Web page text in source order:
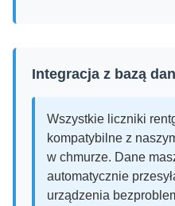
Integracja z bazą
Wszystkie liczniki
kompatybilne z
w chmurze. Dane
automatycznie
urządzenia